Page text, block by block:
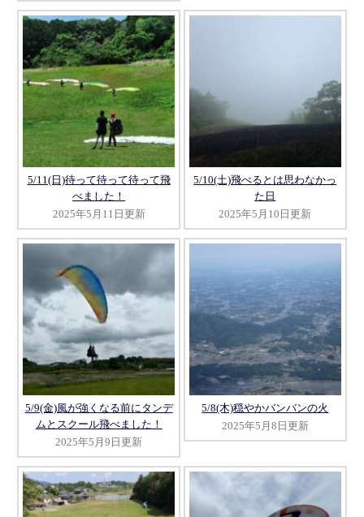
5/11(日)待って待って待って飛
べました！
2025年5月11日更新
5/10(土)飛べるとは思わなかっ
た日
2025年5月10日更新
5/9(金)風が強くなる前にタンデ
ムとスクール飛べました！
2025年5月9日更新
5/8(木)穏やかバンバンの火
2025年5月8日更新